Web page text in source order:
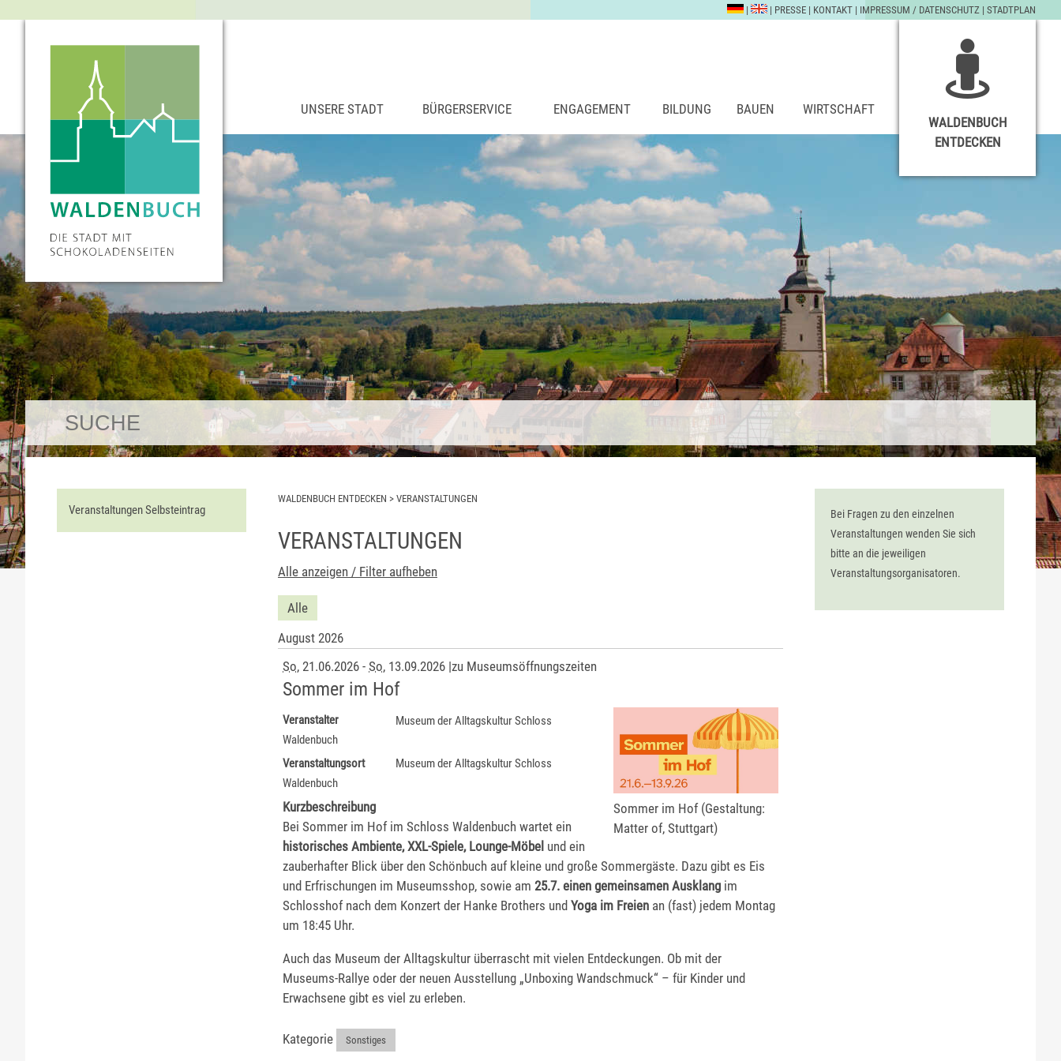
| | PRESSE | KONTAKT | IMPRESSUM / DATENSCHUTZ | STADTPLAN
UNSERE STADT BÜRGERSERVICE ENGAGEMENT BILDUNG BAUEN
WIRTSCHAFT
WALDENBUCH
ENTDECKEN
Veranstaltungen Selbsteintrag
WALDENBUCH ENTDECKEN > VERANSTALTUNGEN
VERANSTALTUNGEN
Alle anzeigen / Filter aufheben
Alle
August 2026
So, 21.06.2026 - So, 13.09.2026 |zu Museumsöffnungszeiten
Sommer im Hof
Sommer im Hof (Gestaltung:
Matter of, Stuttgart)
Veranstalter
Museum der Alltagskultur Schloss
Waldenbuch
Veranstaltungsort
Museum der Alltagskultur Schloss
Waldenbuch
Kurzbeschreibung
Bei Sommer im Hof im Schloss Waldenbuch wartet ein
historisches Ambiente, XXL-Spiele, Lounge-Möbel und ein
zauberhafter Blick über den Schönbuch auf kleine und große Sommergäste. Dazu gibt es Eis
und Erfrischungen im Museumsshop, sowie am 25.7. einen gemeinsamen Ausklang im
Schlosshof nach dem Konzert der Hanke Brothers und Yoga im Freien an (fast) jedem Montag
um 18:45 Uhr.
Auch das Museum der Alltagskultur überrascht mit vielen Entdeckungen. Ob mit der
Museums-Rallye oder der neuen Ausstellung „Unboxing Wandschmuck“ – für Kinder und
Erwachsene gibt es viel zu erleben.
Kategorie Sonstiges
Bei Fragen zu den einzelnen
Veranstaltungen wenden Sie sich
bitte an die jeweiligen
Veranstaltungsorganisatoren.